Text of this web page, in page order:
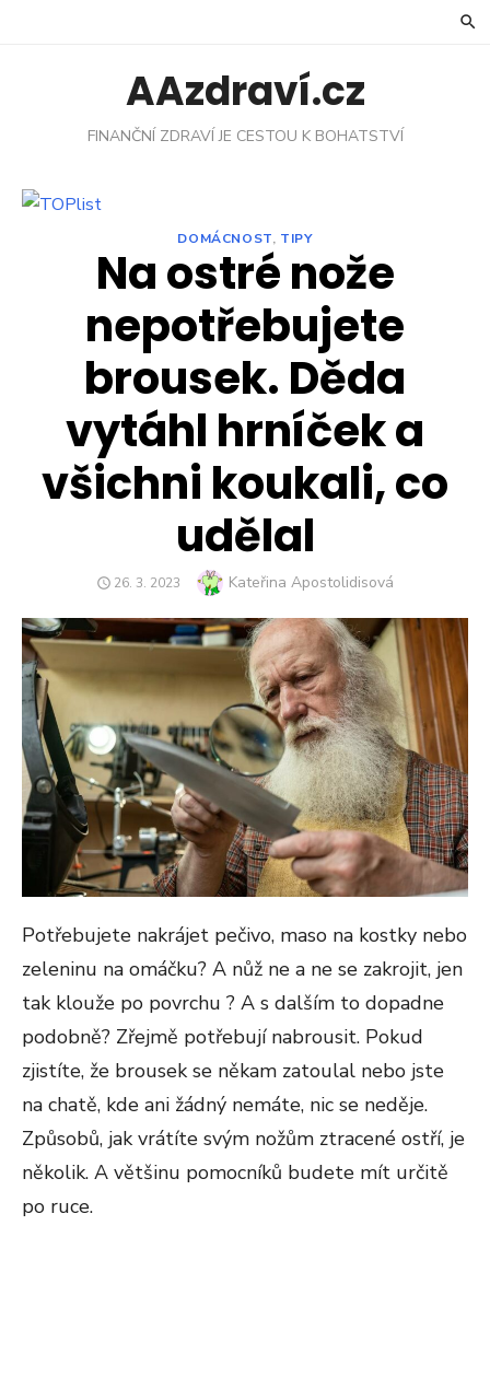
AAzdraví.cz
FINANČNÍ ZDRAVÍ JE CESTOU K BOHATSTVÍ
DOMÁCNOST, TIPY
Na ostré nože
nepotřebujete
brousek. Děda
vytáhl hrníček a
všichni koukali, co
udělal
POSTED
26. 3. 2023 Author
Kateřina Apostolidisová
Potřebujete nakrájet pečivo, maso na kostky nebo
zeleninu na omáčku? A nůž ne a ne se zakrojit, jen
tak klouže po povrchu ? A s dalším to dopadne
podobně? Zřejmě potřebují nabrousit. Pokud
zjistíte, že brousek se někam zatoulal nebo jste
na chatě, kde ani žádný nemáte, nic se neděje.
Způsobů, jak vrátíte svým nožům ztracené ostří, je
několik. A většinu pomocníků budete mít určitě
po ruce.